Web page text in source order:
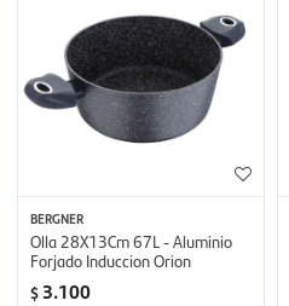
BERGNER
Olla 28X13Cm 67L - Aluminio
Forjado Induccion Orion
$ 3.100